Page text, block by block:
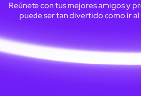
Reúnete con tus mejores amigos y
puede ser tan divertido como ir al